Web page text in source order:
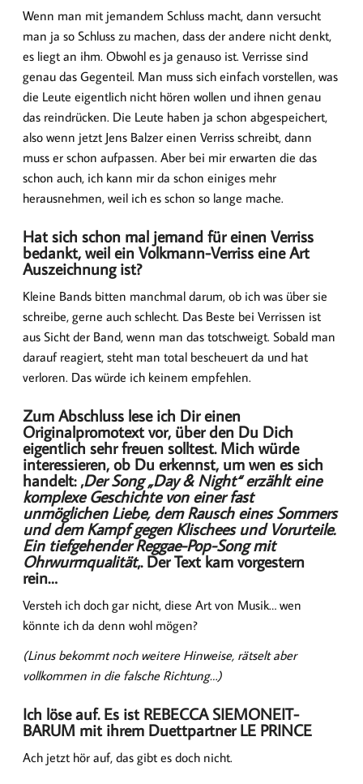
Wenn man mit jemandem Schluss macht, dann versucht
man ja so Schluss zu machen, dass der andere nicht denkt,
es liegt an ihm. Obwohl es ja genauso ist. Verrisse sind
genau das Gegenteil. Man muss sich einfach vorstellen, was
die Leute eigentlich nicht hören wollen und ihnen genau
das reindrücken. Die Leute haben ja schon abgespeichert,
also wenn jetzt Jens Balzer einen Verriss schreibt, dann
muss er schon aufpassen. Aber bei mir erwarten die das
schon auch, ich kann mir da schon einiges mehr
herausnehmen, weil ich es schon so lange mache.
Hat sich schon mal jemand für einen Verriss
bedankt, weil ein Volkmann-Verriss eine Art
Auszeichnung ist?
Kleine Bands bitten manchmal darum, ob ich was über sie
schreibe, gerne auch schlecht. Das Beste bei Verrissen ist
aus Sicht der Band, wenn man das totschweigt. Sobald man
darauf reagiert, steht man total bescheuert da und hat
verloren. Das würde ich keinem empfehlen.
Zum Abschluss lese ich Dir einen
Originalpromotext vor, über den Du Dich
eigentlich sehr freuen solltest. Mich würde
interessieren, ob Du erkennst, um wen es sich
handelt: ‚Der Song „Day & Night“ erzählt eine
komplexe Geschichte von einer fast
unmöglichen Liebe, dem Rausch eines Sommers
und dem Kampf gegen Klischees und Vorurteile.
Ein tiefgehender Reggae-Pop-Song mit
Ohrwurmqualität‚. Der Text kam vorgestern
rein…
Versteh ich doch gar nicht, diese Art von Musik… wen
könnte ich da denn wohl mögen?
(Linus bekommt noch weitere Hinweise, rätselt aber
vollkommen in die falsche Richtung…)
Ich löse auf. Es ist REBECCA SIEMONEIT-
BARUM mit ihrem Duettpartner LE PRINCE
Ach jetzt hör auf, das gibt es doch nicht.